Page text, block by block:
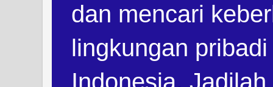
dan mencari
lingkungan
Indonesia.